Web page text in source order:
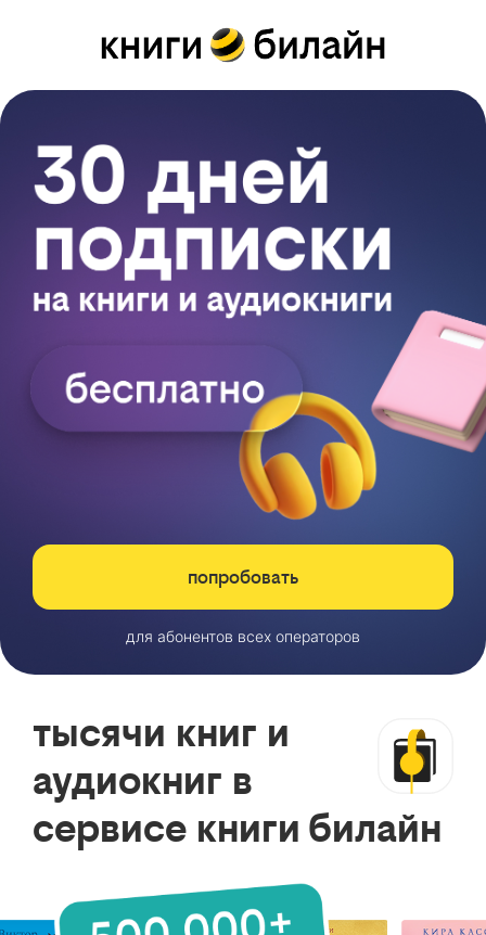
попробовать
для абонентов всех операторов
тысячи книг и
аудиокниг в
сервисе книги билайн